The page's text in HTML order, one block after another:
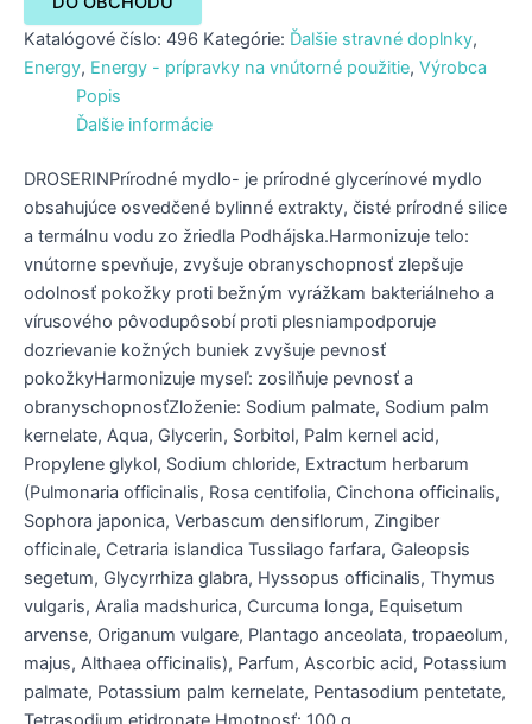
Katalógové číslo: 496 Kategórie: Ďalšie stravné doplnky,
Energy, Energy - prípravky na vnútorné použitie, Výrobca
Popis
Ďalšie informácie
DROSERINPrírodné mydlo- je prírodné glycerínové mydlo
obsahujúce osvedčené bylinné extrakty, čisté prírodné silice
a termálnu vodu zo žriedla Podhájska.Harmonizuje telo:
vnútorne spevňuje, zvyšuje obranyschopnosť zlepšuje
odolnosť pokožky proti bežným vyrážkam bakteriálneho a
vírusového pôvodupôsobí proti plesniampodporuje
dozrievanie kožných buniek zvyšuje pevnosť
pokožkyHarmonizuje myseľ: zosilňuje pevnosť a
obranyschopnosťZloženie: Sodium palmate, Sodium palm
kernelate, Aqua, Glycerin, Sorbitol, Palm kernel acid,
Propylene glykol, Sodium chloride, Extractum herbarum
(Pulmonaria officinalis, Rosa centifolia, Cinchona officinalis,
Sophora japonica, Verbascum densiflorum, Zingiber
officinale, Cetraria islandica Tussilago farfara, Galeopsis
segetum, Glycyrrhiza glabra, Hyssopus officinalis, Thymus
vulgaris, Aralia madshurica, Curcuma longa, Equisetum
arvense, Origanum vulgare, Plantago anceolata, tropaeolum,
majus, Althaea officinalis), Parfum, Ascorbic acid, Potassium
palmate, Potassium palm kernelate, Pentasodium pentetate,